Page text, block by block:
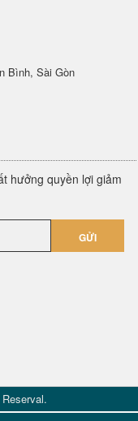
Bình, Sài Gòn
hưởng quyền lợi giảm
GỬI